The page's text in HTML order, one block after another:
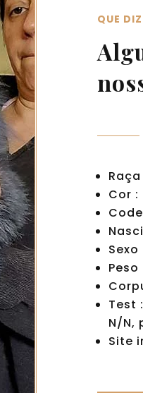
QUE
Cor
Code
Sexo
Peso
Test
N/N,
Site